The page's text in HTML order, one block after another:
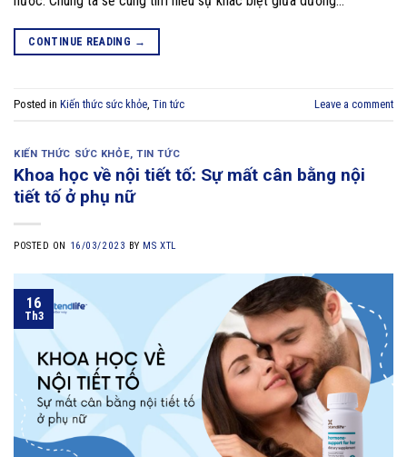
CONTINUE READING →
Posted in Kiến thức sức khỏe Tin tức Leave a comment
KIẾN THỨC SỨC KHỎE,TIN TỨC
Khoa học về nội tiết tố: Sự mất cân bằng nội
tiết tố ở phụ nữ
POSTED ON 16/03/2023 BY MS XTL
16
Th3